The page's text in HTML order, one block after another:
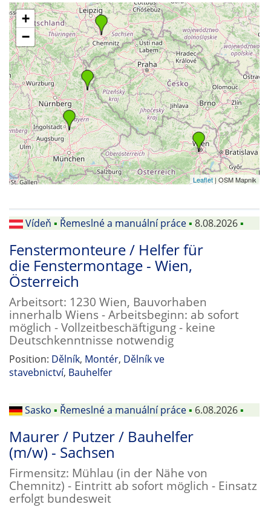
+
−
Leaflet| OSM Mapnik
Vídeň ▪ Řemeslné a manuální práce▪ 8.08.2026▪
Fenstermonteure / Helfer für
die Fenstermontage - Wien,
Österreich
Arbeitsort: 1230 Wien, Bauvorhaben
innerhalb Wiens - Arbeitsbeginn: ab sofort
möglich - Vollzeitbeschäftigung - keine
Deutschkenntnisse notwendig
Position: Dělník, Montér, Dělník ve
stavebnictví, Bauhelfer
Sasko ▪ Řemeslné a manuální práce▪ 6.08.2026▪
Maurer / Putzer / Bauhelfer
(m/w) - Sachsen
Firmensitz: Mühlau (in der Nähe von
Chemnitz) - Eintritt ab sofort möglich - Einsatz
erfolgt bundesweit